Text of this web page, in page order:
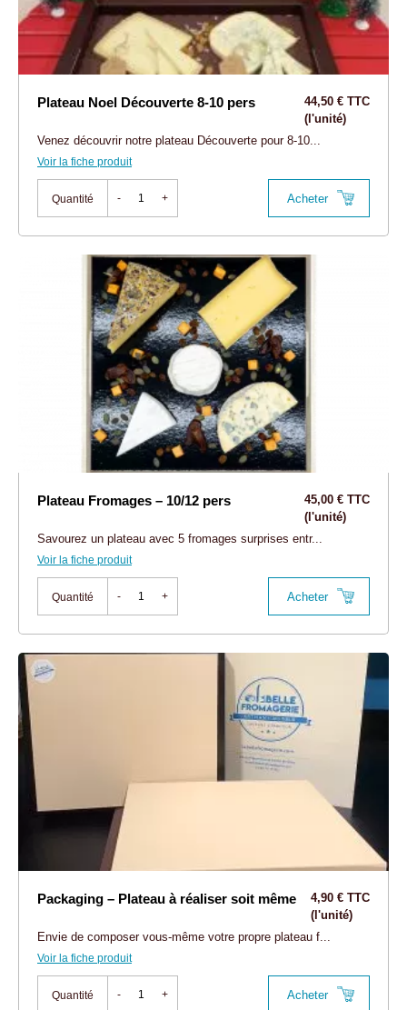
Plateau Noel Découverte 8-10 pers
44,50 € TTC
(l'unité)
Venez découvrir notre plateau Découverte pour 8-10...
Voir la fiche produit
Quantité - + Acheter
Plateau Fromages – 10/12 pers
45,00 € TTC
(l'unité)
Savourez un plateau avec 5 fromages surprises entr...
Voir la fiche produit
Quantité - + Acheter
Packaging – Plateau à réaliser soit même
4,90 € TTC
(l'unité)
Envie de composer vous-même votre propre plateau f...
Voir la fiche produit
Quantité - + Acheter